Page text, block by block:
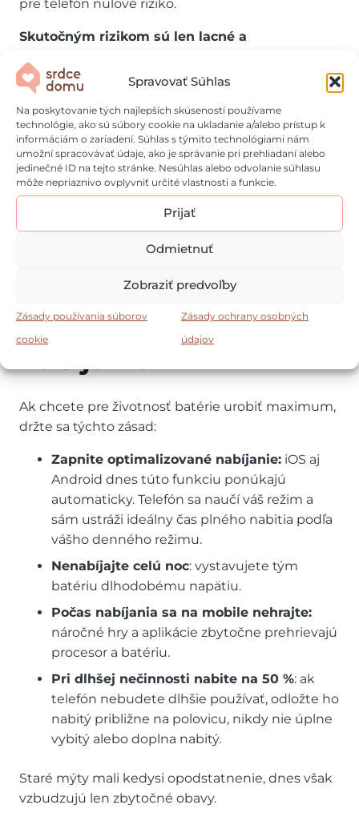
Spravovať Súhlas
Na poskytovanie tých najlepších skúseností používame
technológie, ako sú súbory cookie na ukladanie a/alebo prístup k
informáciám o zariadení. Súhlas s týmito technológiami nám
umožní spracovávať údaje, ako je správanie pri prehliadaní alebo
jedinečné ID na tejto stránke. Nesúhlas alebo odvolanie súhlasu
môže nepriaznivo ovplyvniť určité vlastnosti a funkcie.
Prijať
Odmietnuť
Zobraziť predvoľby
Zásady používania súborov
cookie
Zásady ochrany osobných
údajov
pre telefón nulové riziko.
Skutočným rizikom sú len lacné a
nimi nielen zdravie batérie, ale aj poškodenie
portu. Bezpečné príslušenstvo a spoľahlivé
náhradné batérie do mobilu nakupujte len u
overených predajcov. Napríklad ve-shope
Baterie.skvybavíte rovno celú domácnosť.
Okrem smartfónov tam zoženiete všetko od
alkalických gombíkových batérií do detských
hračiek a kalkulačiek (napríkladbatérie LR44) cez
spotrebné batérie (AA, AAA, C či D) až po
Niekoľko tipov pre
Ak chcete pre životnosť batérie urobiť maximum,
držte sa týchto zásad:
Zapnite optimalizované nabíjanie: iOS aj
Android dnes túto funkciu ponúkajú
automaticky. Telefón sa naučí váš režim a
sám ustráži ideálny čas plného nabitia podľa
vášho denného režimu.
Nenabíjajte celú noc: vystavujete tým
batériu dlhodobému napätiu.
Počas nabíjania sa na mobile nehrajte:
náročné hry a aplikácie zbytočne prehrievajú
procesor a batériu.
Pri dlhšej nečinnosti nabite na 50 %: ak
telefón nebudete dlhšie používať, odložte ho
nabitý približne na polovicu, nikdy nie úplne
vybitý alebo doplna nabitý.
Staré mýty mali kedysi opodstatnenie, dnes však
vzbudzujú len zbytočné obavy.